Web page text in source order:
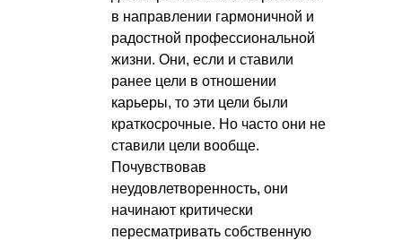
в направлении гармоничной и
радостной профессиональной
жизни. Они, если и ставили
ранее цели в отношении
карьеры, то эти цели были
краткосрочные. Но часто они не
ставили цели вообще.
Почувствовав
неудовлетворенность, они
начинают критически
пересматривать собственную